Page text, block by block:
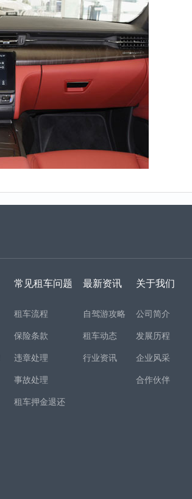
常见租车问题
租车流程
保险条款
违章处理
事故处理
租车押金退还
最新资讯
自驾游攻略
租车动态
行业资讯
关于我们
公司简介
发展历程
企业风采
合作伙伴